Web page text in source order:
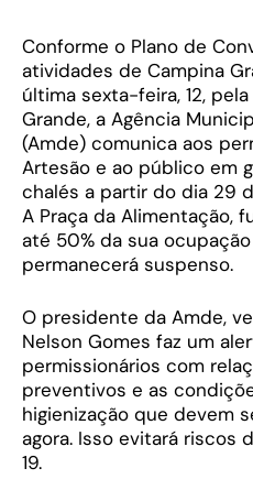
Conforme o Plano de
atividades de Campina
última sexta-feira, 12,
Grande, a Agência
(Amde) comunica aos
Artesão e ao público em
chalés a partir do dia 29
A Praça da Alimentação,
até 50% da sua
permanecerá suspenso.
O presidente da Amde,
Nelson Gomes faz um
permissionários com
preventivos e as
higienização que devem
agora. Isso evitará riscos
19.